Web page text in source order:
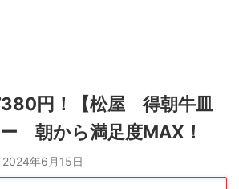
円！【松屋 得朝牛皿
朝から満足度MAX！
2024年6月15日